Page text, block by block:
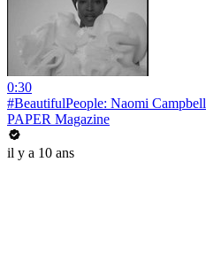
0:30
#BeautifulPeople: Naomi Campbell
PAPER Magazine
il y a 10 ans